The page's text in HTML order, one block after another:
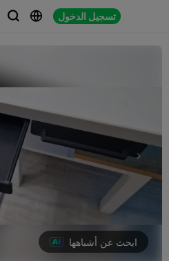
  تسجيل الدخول
ابحث عن أشباهها